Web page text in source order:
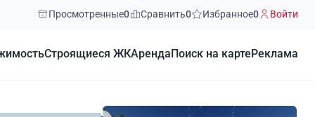
Просмотренные0 Сравнить0 Избранное0 Войти
Строящиеся ЖКАренда Поиск на карте Реклама